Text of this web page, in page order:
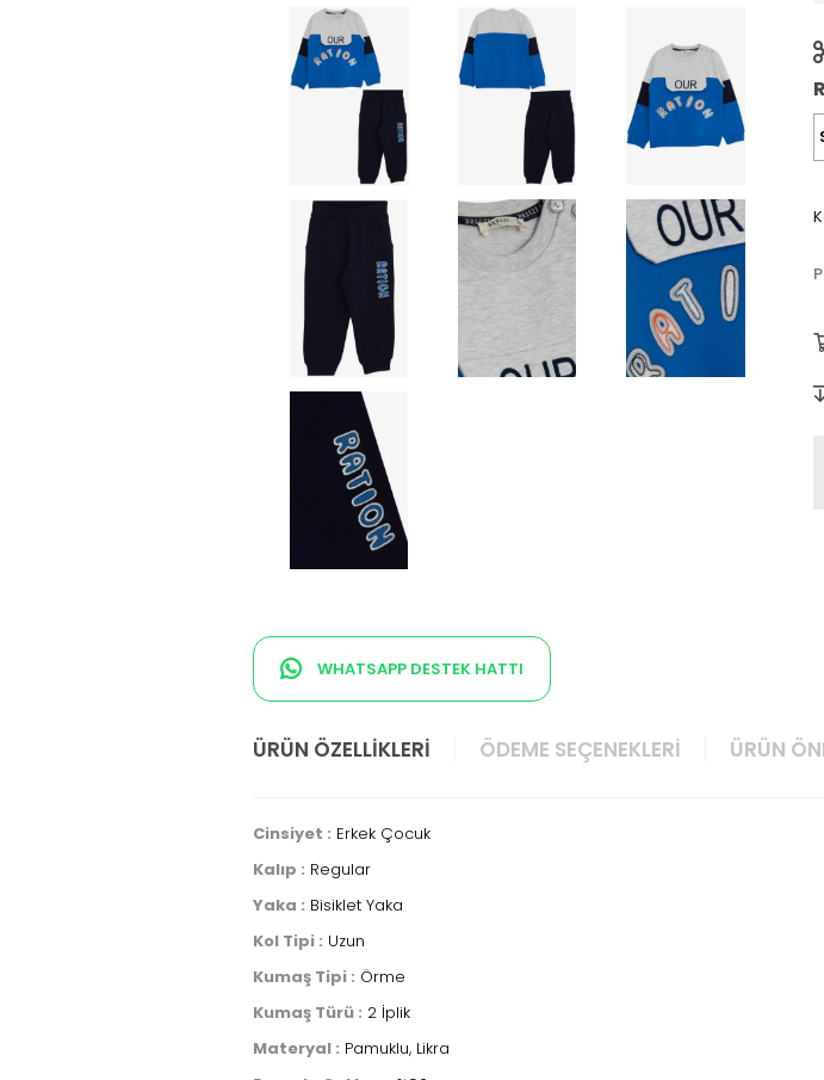
WHATSAPP DESTEK HATTI
ÜRÜN ÖZELLIKLERI ÖDEME SEÇENEKLERI ÜRÜN
Cinsiyet : Erkek Çocuk
Kalıp : Regular
Yaka : Bisiklet Yaka
Kol Tipi : Uzun
Kumaş Tipi : Örme
Kumaş Türü : 2 İplik
Materyal : Pamuklu, Likra